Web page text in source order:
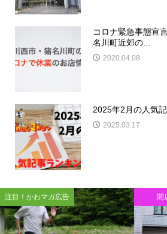
コロナ緊急事態宣
名川町近郊の...
2020.04.08
2025年2月の人気
2025.03.17
注目！かわマガ広告 開